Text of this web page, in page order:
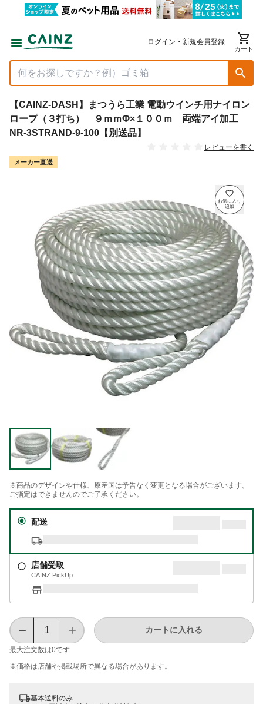
ログイン・新規会員登録
カート
【CAINZ-DASH】まつうら工業 電動ウインチ用ナイロン
ロープ（３打ち） ９ｍｍΦ×１００ｍ 両端アイ加工
NR-3STRAND-9-100【別送品】
レビューを書く
メーカー直送
※商品のデザインや仕様、原産国は予告なく変更となる場合がございます。
ご指定はできませんのでご了承ください。
配送
店舗受取
CAINZ PickUp
最大注文数は0です
カートに入れる
※価格は​店舗や​掲載場所で​異なる​場合が​あります。
基本送料のみ